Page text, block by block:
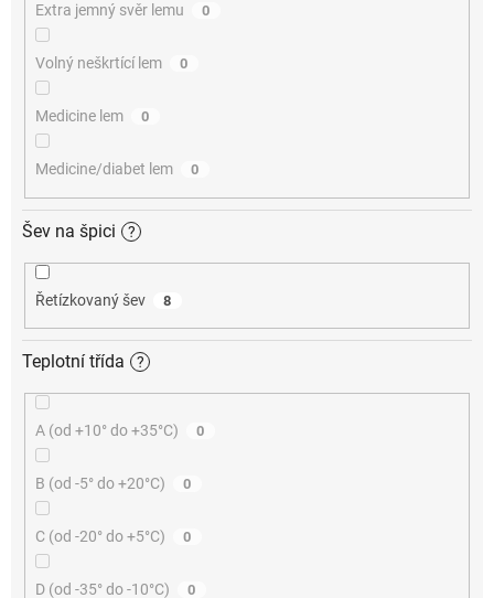
Extra jemný svěr lemu 0
Volný neškrtící lem 0
Medicine lem 0
Medicine/diabet lem 0
Šev na špici ?
Řetízkovaný šev 8
Teplotní třída ?
A (od +10° do +35°C) 0
B (od -5° do +20°C) 0
C (od -20° do +5°C) 0
D (od -35° do -10°C) 0